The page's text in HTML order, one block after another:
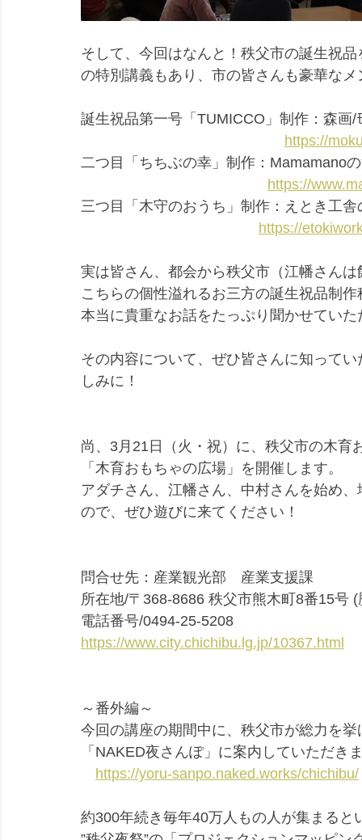
そして、今回はなんと！秩父市の誕生祝
の特別講義もあり、市の皆さんも豪華な
誕生祝品第一号「TUMICCO」制作：森画/
https://
二つ目「ちちぶの幸」制作：
https://
三つ目「木守のおうち」制作：えとき工
https://
実は皆さん、都会から秩父市（江幡さん
こちらの個性溢れるお三方の誕生祝品制
本当に貴重なお話をたっぷり聞かせていた
その内容について、ぜひ皆さんに知って
しみに！
尚、3月21日（火・祝）に、秩父市の木育
「木育おもちゃの広場」を開催します。
アダチさん、江幡さん、中村さんを始め
ので、ぜひ遊びに来てください！
問合せ先：産業観光部　産業支援課
所在地/〒368-8686 秩父市熊木町8番15号
電話番号/0494-25-5208
https://www.city.chichibu.lg.jp/10367.html
～番外編～
今回の講座の期間中に、秩父市が総力を
「NAKED夜さんぽ」に案内していただき
https://yoru-sanpo.naked.works/chichibu/
約300年続き毎年40万人もの人が集まる